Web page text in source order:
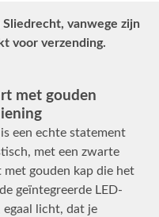
vanwege zijn
voor verzending.
met gouden
een echte statement
met een zwarte
met gouden kap die het
geïntegreerde LED-
licht, dat je